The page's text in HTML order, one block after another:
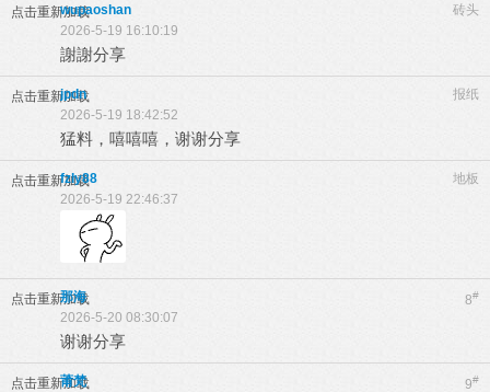
点击重新加载 砖头
wupaoshan
2026-5-19 16:10:19
謝謝分享
点击重新加载 报纸
jpdn
2026-5-19 18:42:52
猛料，嘻嘻嘻，谢谢分享
点击重新加载 地板
fzly88
2026-5-19 22:46:37
点击重新加载 8#
那海
2026-5-20 08:30:07
谢谢分享
点击重新加载 9#
莆梵